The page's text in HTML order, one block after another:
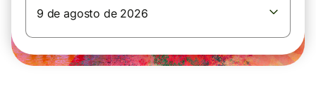
9 de agosto de 2026